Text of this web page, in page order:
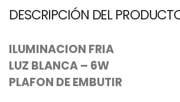
DESCRIPCIÓN DEL
ILUMINACION FRIA
LUZ BLANCA – 6W
PLAFON DE EMBUTIR